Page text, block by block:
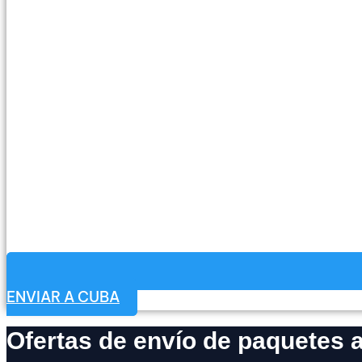
ENVIAR A CUBA
Ofertas de envío de paquetes